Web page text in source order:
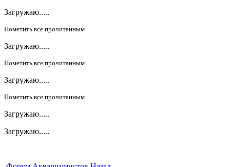
Загружаю.....
Пометить все прочитанным
Загружаю.....
Пометить все прочитанным
Загружаю.....
Пометить все прочитанным
Загружаю.....
Загружаю.....